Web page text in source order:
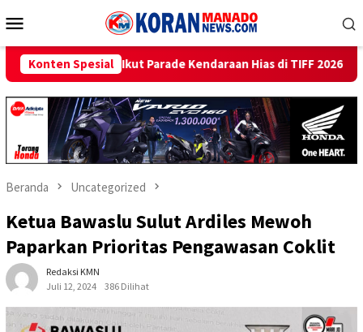
ke
Mobile
Konten Spesial
Kendaraan Hias di TIFF 2026 Beri Promo Hemat
Beranda Uncategorized
Ketua Bawaslu Sulut Ardiles Mewoh
Paparkan Prioritas Pengawasan Coklit
Redaksi KMN
Juli 12, 2024
386 Dilihat